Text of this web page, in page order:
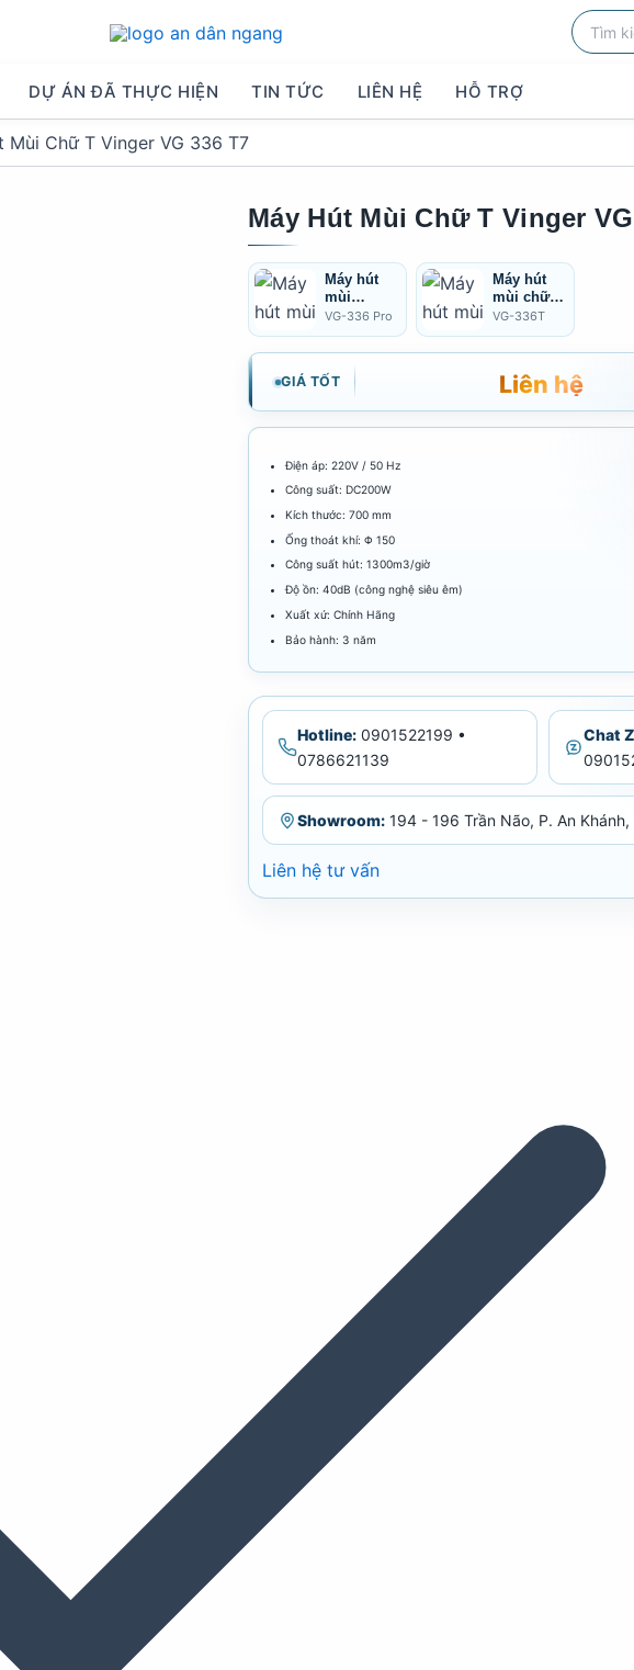
Tìm
kiếm:
DỰ ÁN ĐÃ THỰC HIỆN TIN TỨC LIÊN HỆ HỖ TRỢ
Mùi Chữ T Vinger VG 336 T7
Máy Hút Mùi Chữ T Vinger
Máy hút
mùi
VINGER
VG-
336PRO
VG-336 Pro
Máy hút
mùi chữ T
VINGER
VG-336T
VG-336T
GIÁ TỐT Liên hệ
Điện áp: 220V / 50 Hz
Công suất: DC200W
Kích thước: 700 mm
Ống thoát khí: Φ 150
Công suất hút: 1300m3/giờ
Độ ồn: 40dB (công nghệ siêu êm)
Xuất xứ: Chính Hãng
Bảo hành: 3 năm
Hotline: 0901522199 •
0786621139
Chat
Showroom: 194 - 196 Trần Não, P. An Khánh,
Liên hệ tư vấn